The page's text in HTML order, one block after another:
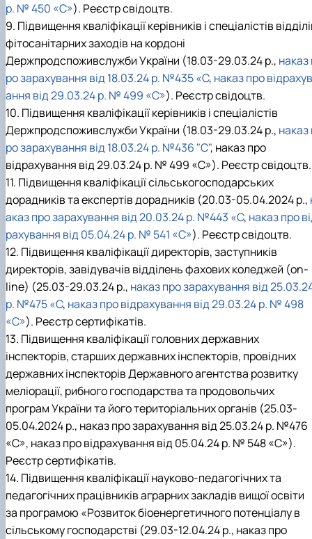
р. № 450 «С»). Реєстр свідоцтв.
9. Підвищення кваліфікації керівників і спеціалістів
фітосанітарних заходів на кордоні
Держпродспоживслужби України (18.03-29.03.24 р., наказ
ро зарахування від 18.03.24 р. №435 «С, наказ про відрахув
ання від 29.03.24 р. № 499 «С»). Реєстр свідоцтв.
10. Підвищення кваліфікації керівників і спеціалістів
Держпродспоживслужби України (18.03-29.03.24 р., наказ
ро зарахування від 18.03.24 р. №436 "С", наказ про
відрахування від 29.03.24 р. № 499 «С»). Реєстр свідоцтв.
11. Підвищення кваліфікації сільськогосподарських
дорадників та експертів дорадників (20.03-05.04.2024 р.,
аказ про зарахування від 20.03.24 р. №443 «С, наказ про
рахування від 05.04.24 р. № 541 «С»). Реєстр свідоцтв.
12. Підвищення кваліфікації директорів, заступників
директорів, завідувачів відділень фахових коледжей (on-
line) (25.03-29.03.24 р., наказ про зарахування від
р. №475 «С, наказ про відрахування від 29.03.24 р. № 498
«С»). Реєстр сертифікатів.
13. Підвищення кваліфікації головних державних
інспекторів, старших державних інспекторів, провідних
державних інспекторів Державного агентства розвитку
меліорації, рибного господарства та продовольчих
програм України та його територіальних органів (25.03-
05.04.2024 р., наказ про зарахування від 25.03.24 р. №476
«С», наказ про відрахування від 05.04.24 р. № 548 «С»).
Реєстр сертифікатів.
14. Підвищення кваліфікації науково-педагогічних та
педагогічних працівників аграрних закладів вищої освіти
за програмою «Розвиток біоенергетичного потенціалу в
сільському господарстві (29.03-12.04.24 р., наказ про